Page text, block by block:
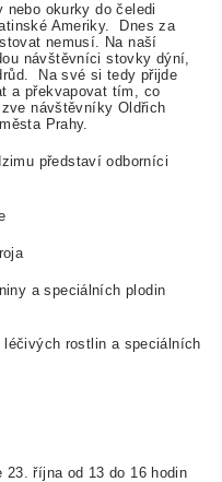
nebo okurky do čeledi
Ameriky. Dnes za
nemusí. Na naší
návštěvníci stovky dýní,
Na své si tedy přijde
a překvapovat tím, co
návštěvníky Oldřich
Prahy.
představí odborníci
a speciálních plodin
rostlin a speciálních
23. října od 13 do 16 hodin